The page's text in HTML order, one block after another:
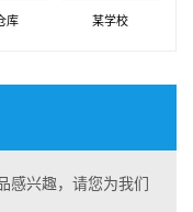
库 某学校
感兴趣，请您为我们